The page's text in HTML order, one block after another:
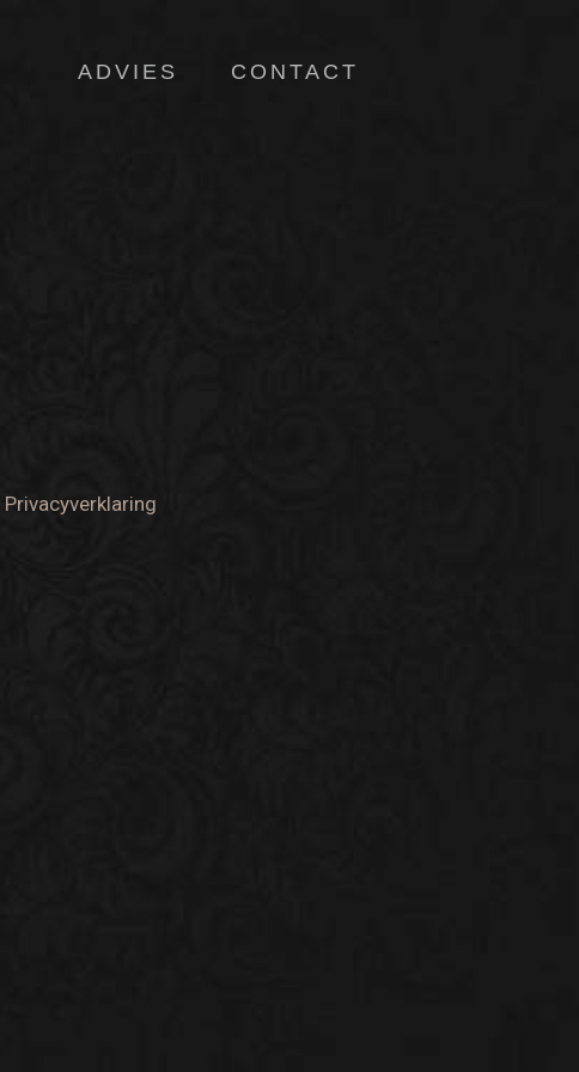
ADVIES CONTACT
Privacyverklaring